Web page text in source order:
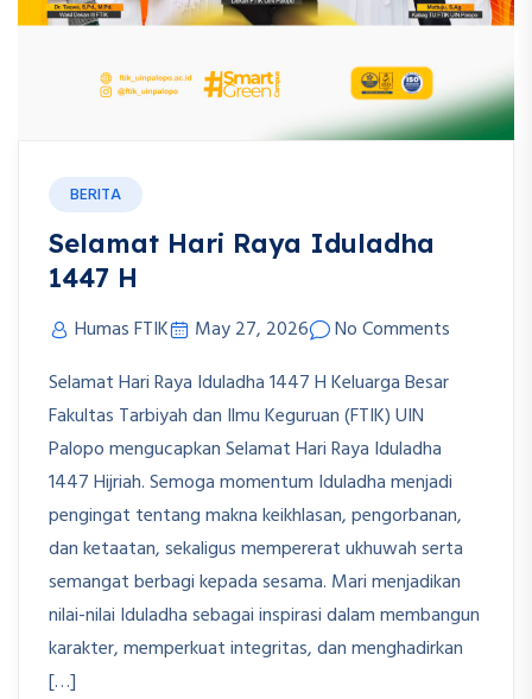
BERITA
Selamat Hari Raya Iduladha
1447 H
Humas FTIK May 27, 2026
No Comments
Selamat Hari Raya Iduladha 1447 H Keluarga Besar
Fakultas Tarbiyah dan Ilmu Keguruan (FTIK) UIN
Palopo mengucapkan Selamat Hari Raya Iduladha
1447 Hijriah. Semoga momentum Iduladha menjadi
pengingat tentang makna keikhlasan, pengorbanan,
dan ketaatan, sekaligus mempererat ukhuwah serta
semangat berbagi kepada sesama. Mari menjadikan
nilai-nilai Iduladha sebagai inspirasi dalam membangun
karakter, memperkuat integritas, dan menghadirkan
[…]